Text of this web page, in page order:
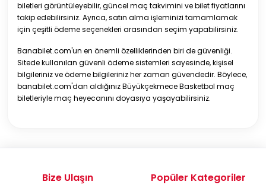
biletleri görüntüleyebilir, güncel maç takvimini ve bilet fiyatlarını
takip edebilirsiniz. Ayrıca, satın alma işleminizi tamamlamak
için çeşitli ödeme seçenekleri arasından seçim yapabilirsiniz.
Banabilet.com'un en önemli özelliklerinden biri de güvenliği.
Sitede kullanılan güvenli ödeme sistemleri sayesinde, kişisel
bilgileriniz ve ödeme bilgileriniz her zaman güvendedir. Böylece,
banabilet.com'dan aldığınız Büyükçekmece Basketbol maç
biletleriyle maç heyecanını doyasıya yaşayabilirsiniz.
Bize Ulaşın Popüler Kategoriler